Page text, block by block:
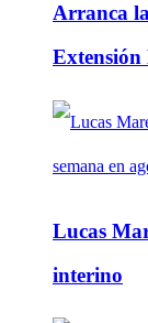
Arranca
Lucas
interino